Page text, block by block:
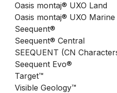
Oasis montaj® UXO Land
Oasis montaj® UXO Marine
Seequent®
Seequent® Central
SEEQUENT (CN
Seequent Evo®
Target™
Visible Geology™